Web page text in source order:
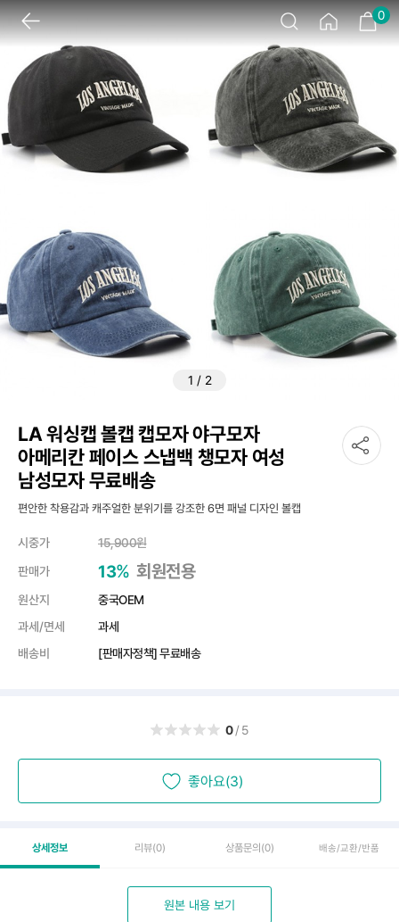
0
1 / 2
LA 워싱캡 볼캡 캡모자 야구모자
아메리칸 페이스 스냅백 챙모자 여성
남성모자 무료배송
편안한 착용감과 캐주얼한 분위기를 강조한 6면 패널 디자인 볼캡
시중가 15,900원
판매가
13% 회원전용
원산지
중국OEM
과세/면세
과세
배송비
[판매자정책] 무료배송
0/5
좋아요(3)
상세정보 리뷰(0) 상품문의 (0) 배송/교환/반품
원본 내용 보기